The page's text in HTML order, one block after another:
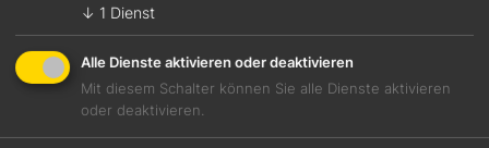
7 Aug., 2026
Hätten Sie es gewusst?
↓ 1 Dienst
Alle Dienste aktivieren oder deaktivieren
Mit diesem Schalter können Sie alle Dienste aktivieren
oder deaktivieren.